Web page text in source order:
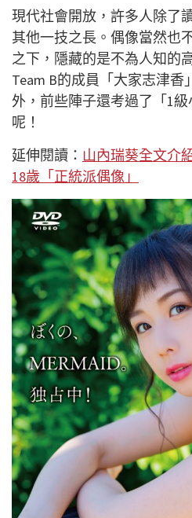
現代社會開放，許多人除了
其他一技之長。偶像當然也
之下，隱藏的是不為人知的
Team B的成員「大家志津
外，前些陣子還考過了「1
呢！
延伸閱讀： 山內瑞葵全文介
18歲「正統派偶像」